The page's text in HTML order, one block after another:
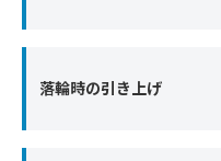
落輪時の引き上げ